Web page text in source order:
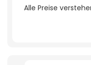
Alle Preise